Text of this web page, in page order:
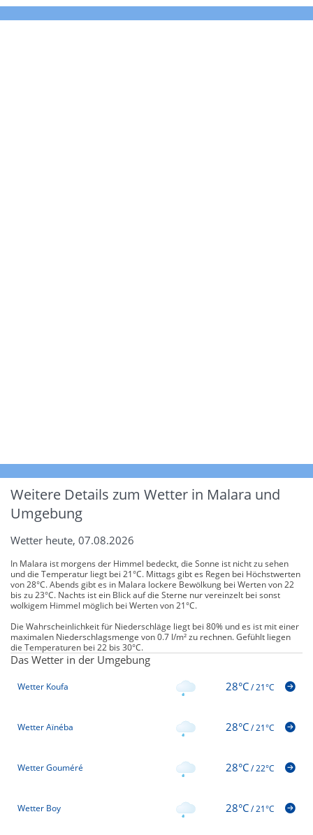
Weitere Details zum Wetter in Malara und
Umgebung
Wetter heute, 07.08.2026
In Malara ist morgens der Himmel bedeckt, die Sonne ist nicht zu sehen
und die Temperatur liegt bei 21°C. Mittags gibt es Regen bei Höchstwerten
von 28°C. Abends gibt es in Malara lockere Bewölkung bei Werten von 22
bis zu 23°C. Nachts ist ein Blick auf die Sterne nur vereinzelt bei sonst
wolkigem Himmel möglich bei Werten von 21°C.
Die Wahrscheinlichkeit für Niederschläge liegt bei 80% und es ist mit einer
maximalen Niederschlagsmenge von 0.7 l/m² zu rechnen. Gefühlt liegen
die Temperaturen bei 22 bis 30°C.
Das Wetter in der Umgebung
Wetter Koufa 28°C/21°C
Wetter Aïnéba 28°C/21°C
Wetter Gouméré 28°C/22°C
Wetter Boy 28°C/21°C